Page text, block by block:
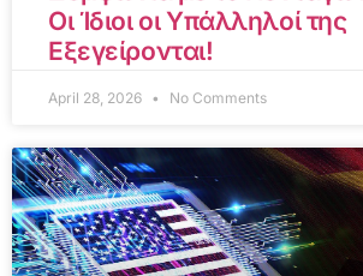
Οι Ίδιοι οι Υπάλληλοί της
Εξεγείρονται!
April 28, 2026 No Comments